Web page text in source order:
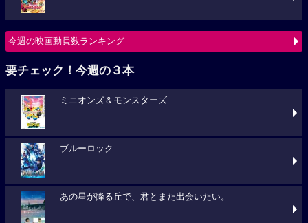
今週の映画動員数ランキング
要チェック！今週の３本
ミニオンズ＆モンスターズ
ブルーロック
あの星が降る丘で、君とまた出会いたい。